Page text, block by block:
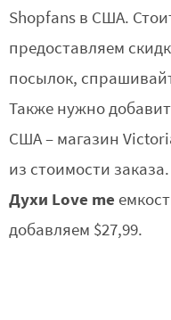
Shopfans в США.
предоставляем
посылок,
Также нужно
США – магазин
из стоимости заказа.
Духи Love me
добавляем $27,99.